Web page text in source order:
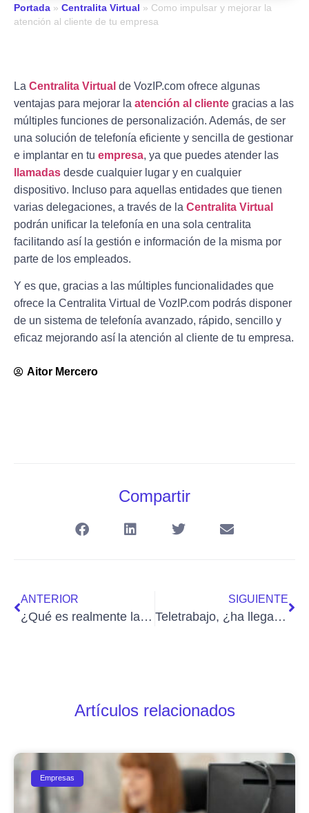
Portada » Centralita Virtual » Como impulsar y mejorar la
atención al cliente de tu empresa
La Centralita Virtual de VozIP.com ofrece algunas
ventajas para mejorar la atención al cliente gracias a las
múltiples funciones de personalización. Además, de ser
una solución de telefonía eficiente y sencilla de gestionar
e implantar en tu empresa, ya que puedes atender las
llamadas desde cualquier lugar y en cualquier
dispositivo. Incluso para aquellas entidades que tienen
varias delegaciones, a través de la Centralita Virtual
podrán unificar la telefonía en una sola centralita
facilitando así la gestión e información de la misma por
parte de los empleados.
Y es que, gracias a las múltiples funcionalidades que
ofrece la Centralita Virtual de VozIP.com podrás disponer
de un sistema de telefonía avanzado, rápido, sencillo y
eficaz mejorando así la atención al cliente de tu empresa.
Aitor Mercero
Compartir
ANTERIOR
¿Qué es realmente la “tasa google”?
SIGUIENTE
Teletrabajo, ¿ha llegado para quedarse?
Artículos relacionados
Empresas